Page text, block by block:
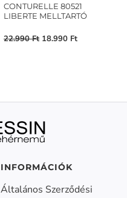
CONTURELLE 80521
LIBERTE MELLTARTÓ
22.990Ft 18.990 Ft
INFORMÁCIÓK
Általános Szerződési